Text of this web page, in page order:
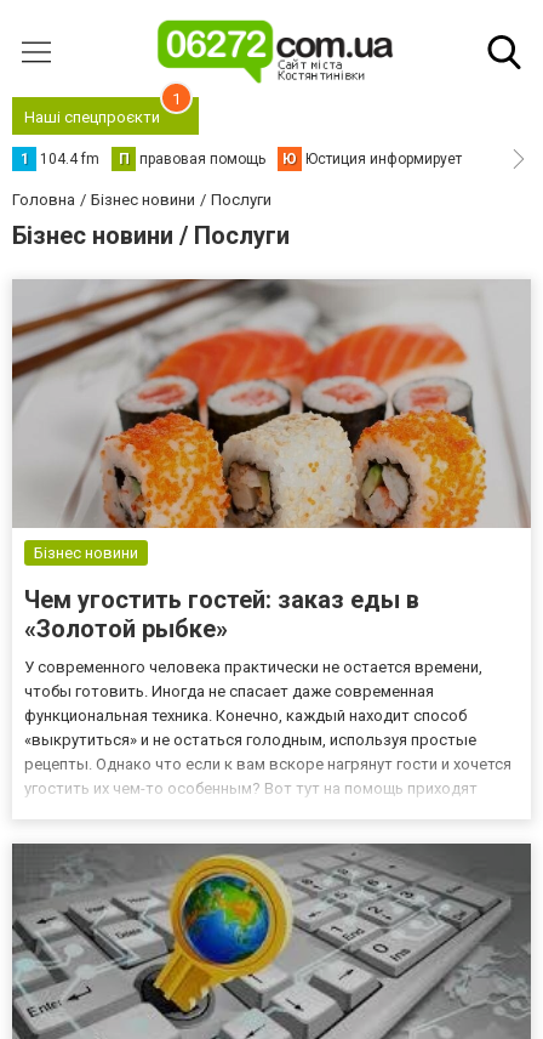
Наші спецпроєкти
1
1 104.4 fm П правовая помощь Ю Юстиция информирует
Головна Бізнес новини Послуги
Бізнес новини / Послуги
Бізнес новини
Чем угостить гостей: заказ еды в
«Золотой рыбке»
У современного человека практически не остается времени,
чтобы готовить. Иногда не спасает даже современная
функциональная техника. Конечно, каждый находит способ
«выкрутиться» и не остаться голодным, используя простые
рецепты. Однако что если к вам вскоре нагрянут гости и хочется
угостить их чем-то особенным? Вот тут на помощь приходят